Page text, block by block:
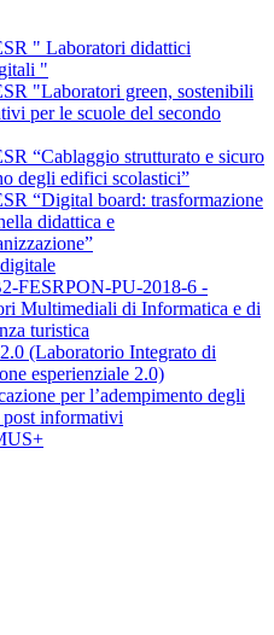
" Laboratori didattici
"
"Laboratori green, sostenibili
per le scuole del secondo
“Cablaggio strutturato e sicuro
degli edifici scolastici”
“Digital board: trasformazione
didattica e
FESRPON-PU-2018-6 -
Multimediali di Informatica e di
turistica
(Laboratorio Integrato di
esperienziale 2.0)
per l’adempimento degli
informativi